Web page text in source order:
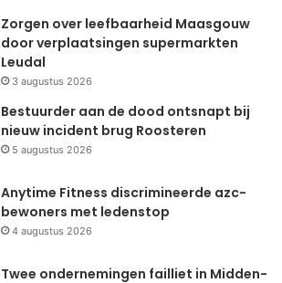
Zorgen over leefbaarheid Maasgouw
door verplaatsingen supermarkten
Leudal
3 augustus 2026
Bestuurder aan de dood ontsnapt bij
nieuw incident brug Roosteren
5 augustus 2026
Anytime Fitness discrimineerde azc-
bewoners met ledenstop
4 augustus 2026
Twee ondernemingen failliet in Midden-